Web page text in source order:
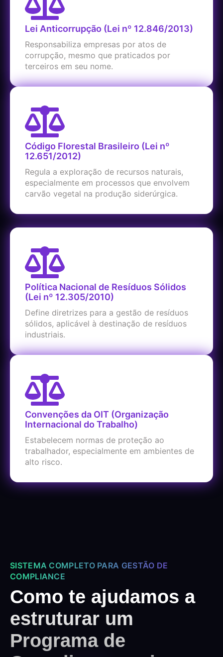
Lei Anticorrupção (Lei nº 12.846/2013)
Responsabiliza empresas por atos de
corrupção, mesmo que praticados por
terceiros em seu nome.
Código Florestal Brasileiro (Lei nº
12.651/2012)
Regula a exploração de recursos naturais,
especialmente em processos que envolvem
carvão vegetal na produção siderúrgica.
Política Nacional de Resíduos Sólidos
(Lei nº 12.305/2010)
Define diretrizes para a gestão de resíduos
sólidos, aplicável à destinação de resíduos
industriais.
Convenções da OIT (Organização
Internacional do Trabalho)
Estabelecem normas de proteção ao
trabalhador, especialmente em ambientes de
alto risco.
SISTEMA COMPLETO PARA GESTÃO DE
COMPLIANCE
Como te ajudamos a
estruturar um
Programa de